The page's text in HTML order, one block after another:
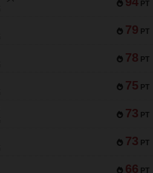
PT
79 PT
78 PT
75 PT
73 PT
73 PT
66 PT